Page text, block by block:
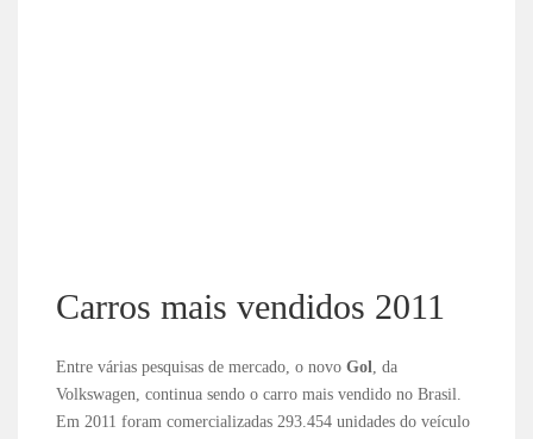
Carros mais vendidos 2011
Entre várias pesquisas de mercado, o novoGol, da
Volkswagen, continua sendo o carro mais vendido no Brasil.
Em 2011 foram comercializadas 293.454 unidades do veículo